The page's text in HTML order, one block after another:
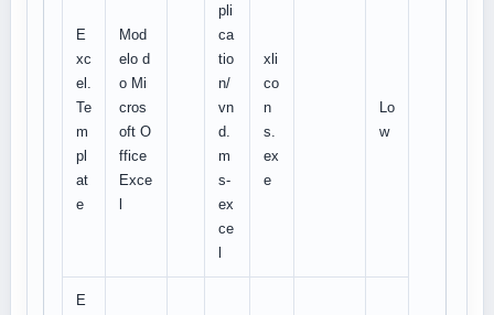
E
xc
el.
Te
m
pl
at
e
Mod
elo d
o Mi
cros
oft O
ffice
Exce
pli
ca
tio
n/
vn
d.
m
s-
ex
ce
xli
co
n
s.
ex
e
Lo
w
E